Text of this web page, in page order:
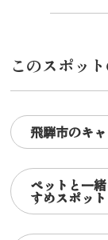
このスポッ
飛騨市のキ
ペットと一
すめスポット